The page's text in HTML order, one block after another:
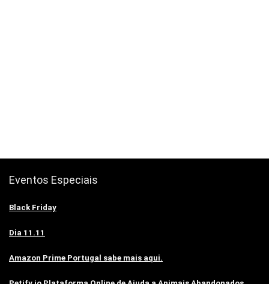
Eventos Especiais
Black Friday
Dia 11.11
Amazon Prime Portugal sabe mais aqui.